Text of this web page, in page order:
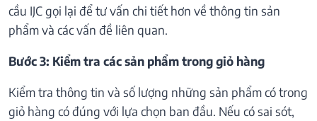
cầu IJC gọi lại để tư vấn chi tiết hơn về thông tin sản
phẩm và các vấn đề liên quan.
Bước 3: Kiểm tra các sản phẩm trong giỏ hàng
Kiểm tra thông tin và số lượng những sản phẩm có trong
giỏ hàng có đúng với lựa chọn ban đầu. Nếu có sai sót,